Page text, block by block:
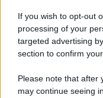
If you wish to opt-out
processing of your
targeted advertising
section to confirm
Please note that after
may continue seeing